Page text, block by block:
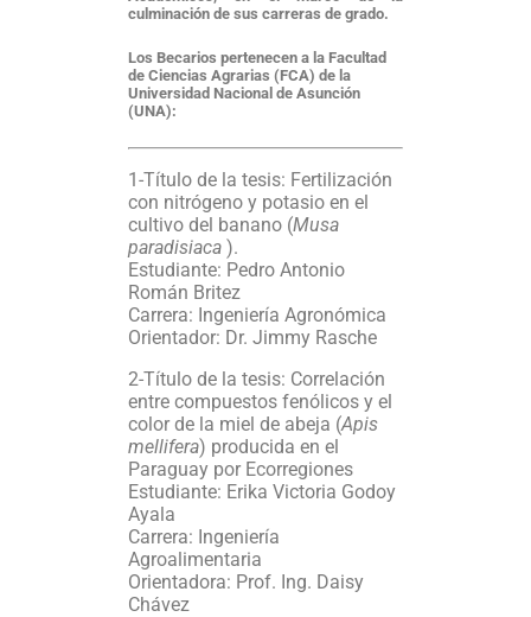
culminación de sus carreras de grado.
Los Becarios pertenecen a la Facultad
de Ciencias Agrarias (FCA) de la
Universidad Nacional de Asunción
(UNA):
1-Título de la tesis: Fertilización
con nitrógeno y potasio en el
cultivo del banano (Musa
paradisiaca ).
Estudiante: Pedro Antonio
Román Britez
Carrera: Ingeniería Agronómica
Orientador: Dr. Jimmy Rasche
2-Título de la tesis: Correlación
entre compuestos fenólicos y el
color de la miel de abeja (Apis
mellifera) producida en el
Paraguay por Ecorregiones
Estudiante: Erika Victoria Godoy
Ayala
Carrera: Ingeniería
Agroalimentaria
Orientadora: Prof. Ing. Daisy
Chávez